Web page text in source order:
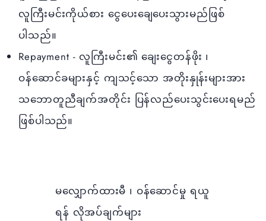
မလျှောက်ထားမီ ၊ ဝန်ဆောင်မှု ရယူ
ရန် လိုအပ်ချက်များ
လူကြီးမင်းကိုယ်စား ငွေပေးချေပေးသွားမည်ဖြစ်
ပါသည်။
Repayment - လူကြီးမင်း၏ ချေးငွေတန်ဖိုး ၊
ဝန်ဆောင်ခများနှင့် ကျသင့်သော အတိုးနှုန်းများအား
သဘောတူညီချက်အတိုင်း ပြန်လည်ပေးသွင်းပေးရမည်
ဖြစ်ပါသည်။